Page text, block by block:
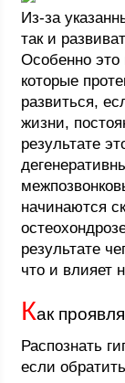
Из-за
так и
Особенно это
которые
развиться,
жизни,
результате
начинаются
результате
что и влияет
Как
Распознать
если